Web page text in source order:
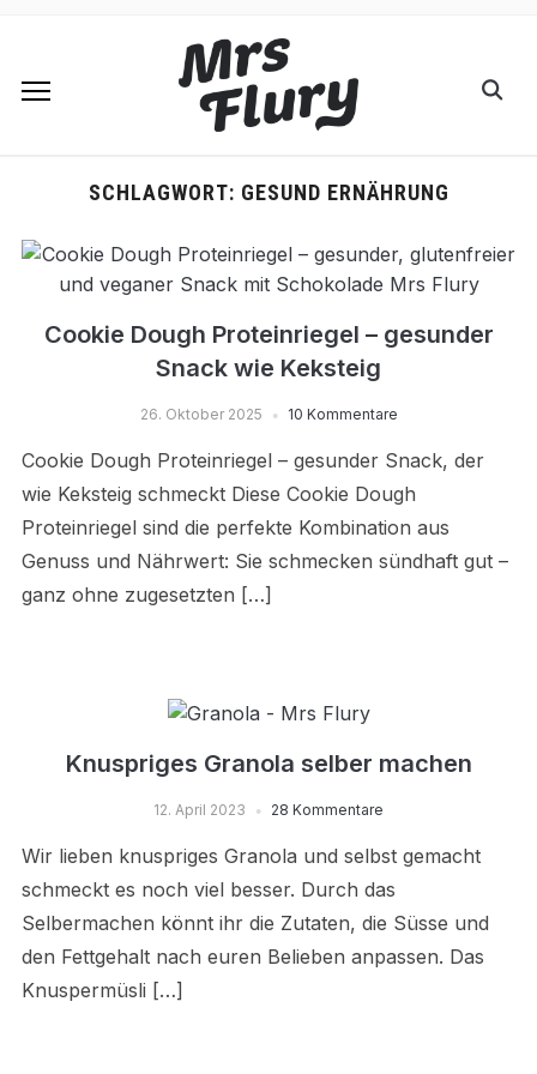
SCHLAGWORT: GESUND ERNÄHRUNG
Cookie Dough Proteinriegel – gesunder
Snack wie Keksteig
26. Oktober 2025 10 Kommentare
Cookie Dough Proteinriegel – gesunder Snack, der
wie Keksteig schmeckt Diese Cookie Dough
Proteinriegel sind die perfekte Kombination aus
Genuss und Nährwert: Sie schmecken sündhaft gut –
ganz ohne zugesetzten […]
Knuspriges Granola selber machen
12. April 2023 28 Kommentare
Wir lieben knuspriges Granola und selbst gemacht
schmeckt es noch viel besser. Durch das
Selbermachen könnt ihr die Zutaten, die Süsse und
den Fettgehalt nach euren Belieben anpassen. Das
Knuspermüsli […]